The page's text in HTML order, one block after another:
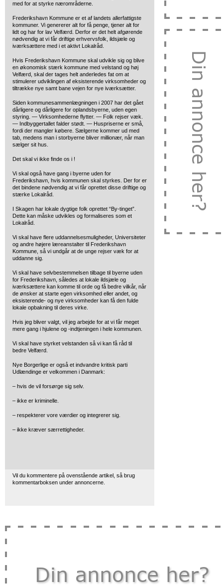
med for at styrke nærområderne.
Frederikshavn Kommune er et af landets allerfattigste
kommuner. Vi genererer alt for få penge, tjener alt for
lidt og har for lav Velfærd. Derfor er det helt afgørende
nødvendig at vi får driftige erhvervsfolk, ildsjæle og
iværksættere med i et aktivt Lokalråd.
Hvis Frederikshavn Kommune skal udvikle sig og blive
en økonomisk stærk kommune med velstand og høj
Velfærd, skal der tages helt anderledes fat om at
stimulerer udviklingen af eksisterende virksomheder og
tiltrække nye samt bane vejen for nye iværksætter.
Siden kommunesammenlægningen i 2007 har det gået
dårligere og dårligere for oplandsbyerne, uden egen
styring. — Virksomhederne flytter. — Folk rejser væk.
— Indbyggertallet falder stødt. — Huspriserne er små,
fordi der mangler købere. Sælgerne kommer ud med
tab, medens man i storbyerne bliver millionær, når man
sælger sit hus.
Det skal vi ikke finde os i !
Vi skal også have gang i byerne uden for
Frederikshavn, hvis kommunen skal styrkes. Der for er
det bindene nødvendig at vi får oprettet disse driftige og
stærke Lokalråd.
I Skagen har lokale dygtige folk oprettet “By-tinget”.
Dette kan måske udvikles og formaliseres som et
Lokalråd.
Vi skal have flere uddannelsesmuligheder, Universiteter
og andre højere læreanstalter til Frederikshavn
Kommune, så vi undgår at de unge rejser væk for at
uddanne sig.
Vi skal have selvbestemmelsen tilbage til byerne uden
for Frederikshavn, således at lokale ildsjæle og
iværksættere kan komme til orde og få bedre vilkår, når
de ønsker at starte egen virksomhed eller andet, og
eksisterende- og nye virksomheder kan få den fulde
lokale opbakning til deres virke.
Hvis jeg bliver valgt, vil jeg arbejde for at vi får meget
mere gang i hjulene og -indtjeningen i hele kommunen.
Vi skal have styrket velstanden så vi kan få råd til
bedre Velfærd.
Nye Borgerlige er også et indvandre kritisk parti
Udlændinge er velkommen i Danmark:
– hvis de vil forsørge sig selv.
– ikke er kriminelle.
– respekterer vore værdier og integrerer sig.
– ikke kræver særrettigheder.
Vil du kommentere på ovenstående artikel, så brug
kommentarboksen under annoncerne.